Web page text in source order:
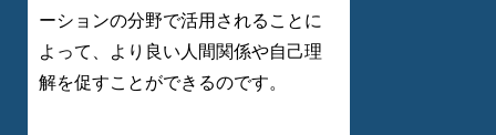
ーションの分野で活用されることに
よって、より良い人間関係や自己理
解を促すことができるのです。